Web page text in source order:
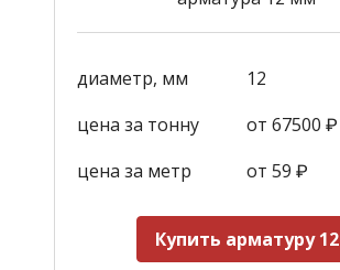
диаметр, мм
12
цена за тонну
от 67500 ₽
цена за метр
от 59 ₽
Купить арматуру 12